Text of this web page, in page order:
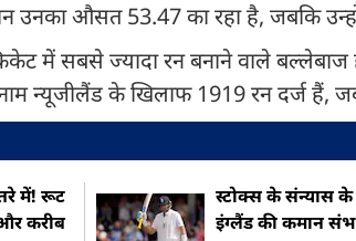
उनका औसत 53.47 का रहा है, जबकि
में सबसे ज्यादा रन बनाने वाले बल्लेबाज
नाम न्यूजीलैंड के खिलाफ 1919 रन दर्ज
में! रूट
करीब
स्टोक्स के संन्यास के
इंग्लैंड की कमान